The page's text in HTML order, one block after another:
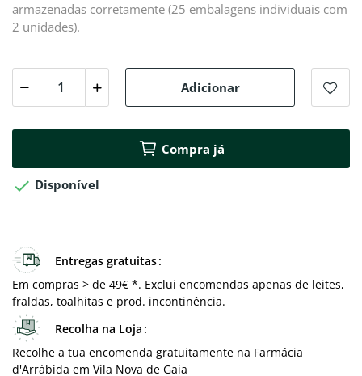
armazenadas corretamente (25 embalagens individuais com
2 unidades).
Adicionar
Compra já
 Disponível
Entregas gratuitas
Em compras > de 49€ *. Exclui encomendas apenas de leites,
fraldas, toalhitas e prod. incontinência.
Recolha na Loja
Recolhe a tua encomenda gratuitamente na Farmácia
d'Arrábida em Vila Nova de Gaia